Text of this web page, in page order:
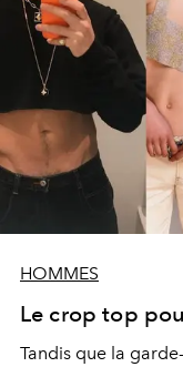
HOMMES
Le crop top
Tandis que la